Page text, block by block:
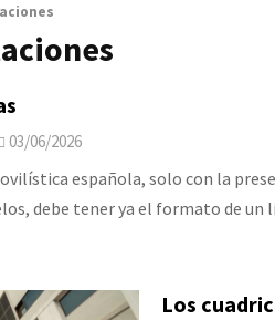
03/06/2026
española, solo con la
debe tener ya el formato de
Los